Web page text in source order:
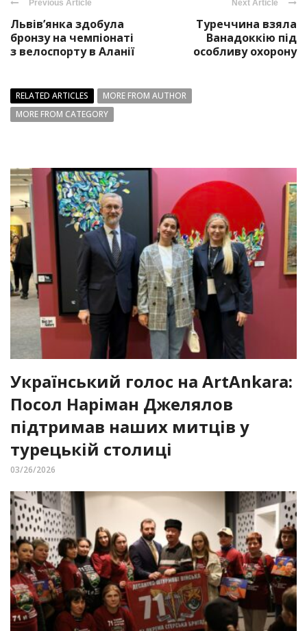
Previous Article
Львів’янка здобула
бронзу на чемпіонаті
з велоспорту в Аланії
Next Article
Туреччина взяла
Ванадоккію під
особливу охорону
RELATED ARTICLES
MORE FROM AUTHOR
MORE FROM CATEGORY
Український голос на ArtAnkara:
Посол Наріман Джелялов
підтримав наших митців у
турецькій столиці
03/26/2026